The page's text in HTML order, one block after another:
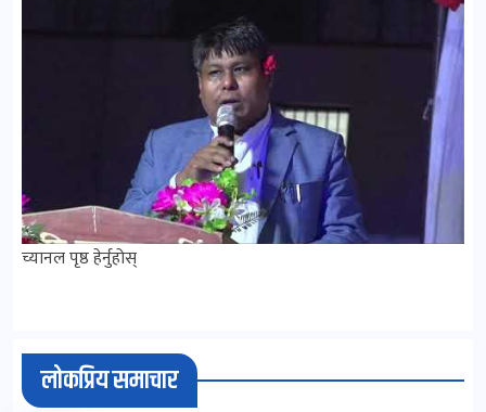
च्यानल पृष्ठ हेर्नुहोस्
लोकप्रिय समाचार